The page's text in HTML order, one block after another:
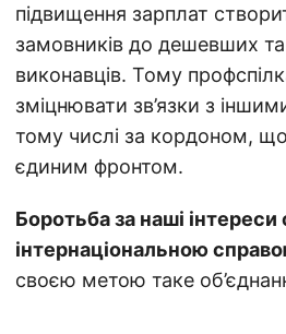
підвищення зарплат
замовників до дешевших та
виконавців. Тому
зміцнювати зв’язки з
тому числі за кордоном,
єдиним фронтом.
Боротьба за наші інтереси
інтернаціональною
своєю метою таке